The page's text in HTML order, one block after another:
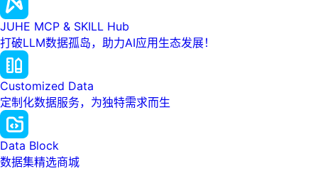
JUHE MCP & SKILL Hub
打破LLM数据孤岛，助力AI应用生态发展！
Customized Data
定制化数据服务，为独特需求而生
Data Block
数据集精选商城